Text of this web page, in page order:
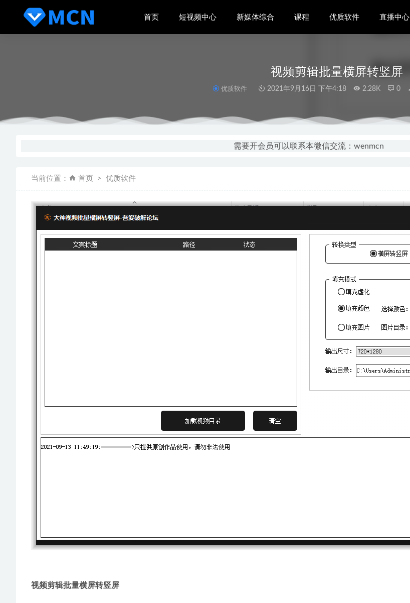
首页 短视频中心 新媒体综合 课程 优质软件 直播中心
视频剪辑批量横屏转竖屏
优质软件 2021年9月16日 下午4:18 2.28K 0
需要开会员可以联系本微信交流：wenmcn
当前位置： 首页 优质软件
视频剪辑批量横屏转竖屏
小白一学就会的短视频剪辑课 2022-04-14
抖音小店店群无货源的操作流程 2021-10-07